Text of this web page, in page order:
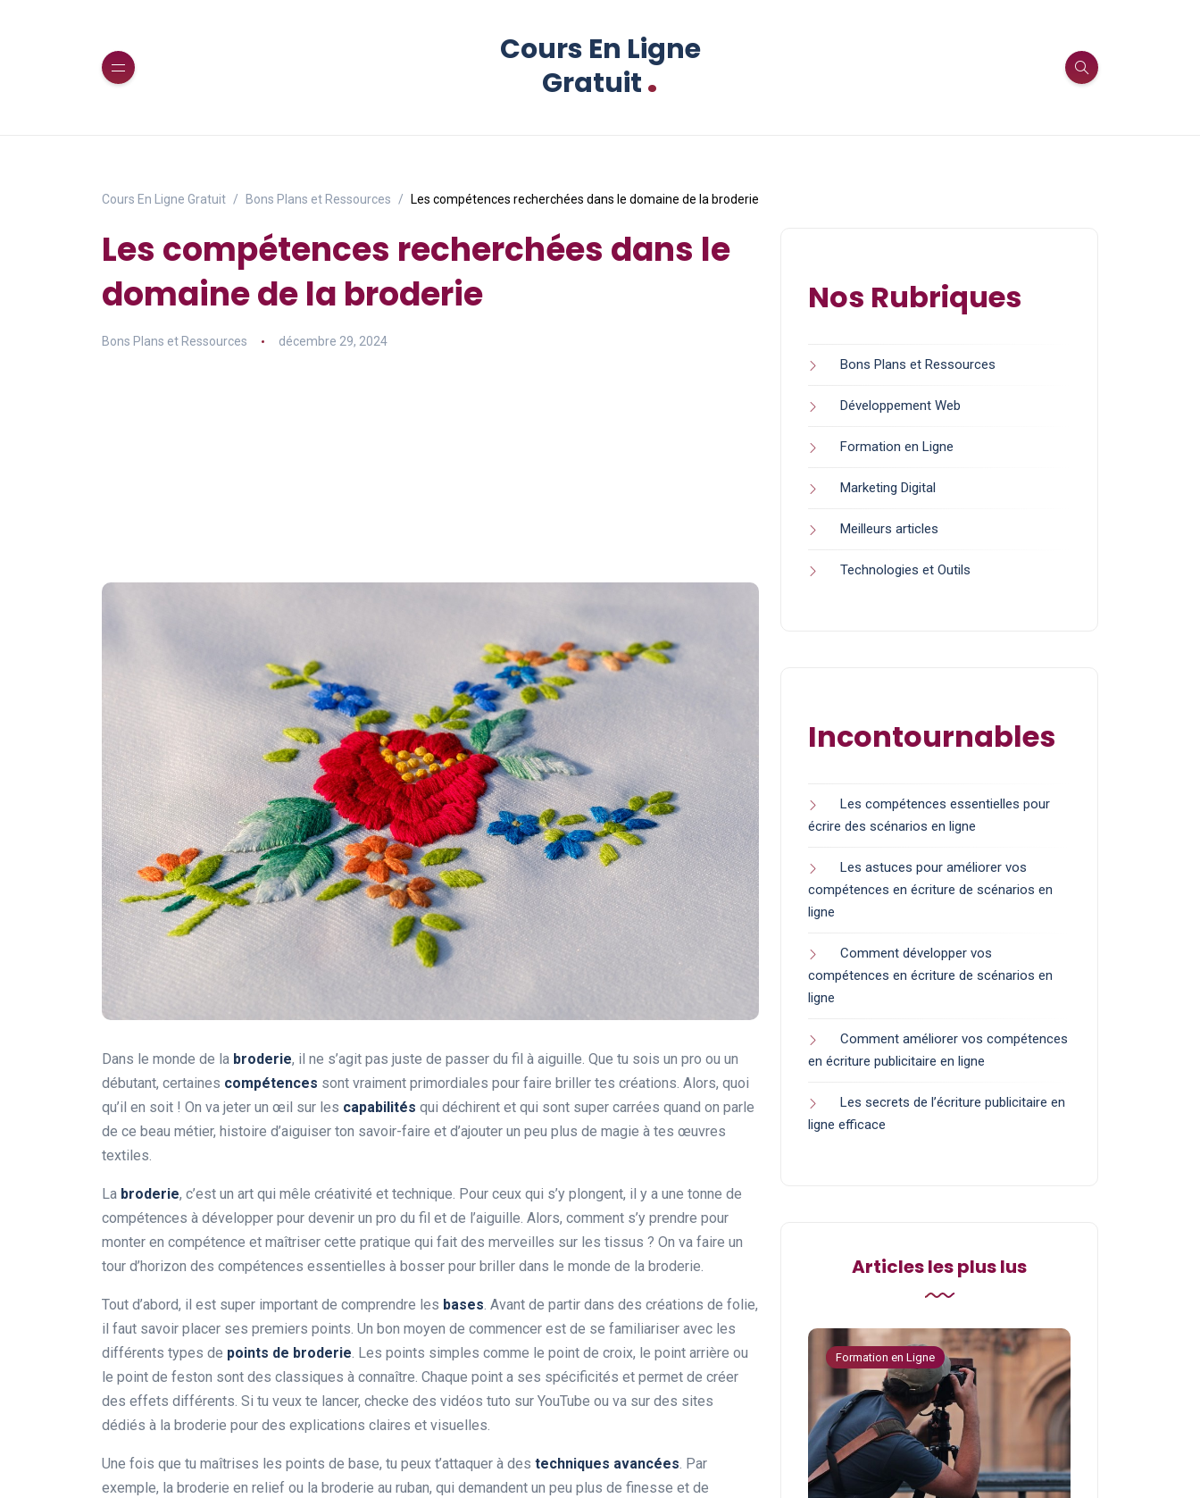
Cours En Ligne
Gratuit.
Cours En Ligne Gratuit Bons Plans et Ressources Les compétences recherchées dans le domaine de la broderie
Les compétences recherchées dans le
domaine de la broderie
Bons Plans et Ressources décembre 29, 2024
Dans le monde de la broderie, il ne s’agit pas juste de passer du fil à aiguille. Que tu sois un pro ou un
débutant, certaines compétences sont vraiment primordiales pour faire briller tes créations. Alors, quoi
qu’il en soit ! On va jeter un œil sur les capabilités qui déchirent et qui sont super carrées quand on parle
de ce beau métier, histoire d’aiguiser ton savoir-faire et d’ajouter un peu plus de magie à tes œuvres
textiles.
La broderie, c’est un art qui mêle créativité et technique. Pour ceux qui s’y plongent, il y a une tonne de
compétences à développer pour devenir un pro du fil et de l’aiguille. Alors, comment s’y prendre pour
monter en compétence et maîtriser cette pratique qui fait des merveilles sur les tissus ? On va faire un
tour d’horizon des compétences essentielles à bosser pour briller dans le monde de la broderie.
Tout d’abord, il est super important de comprendre les bases. Avant de partir dans des créations de folie,
il faut savoir placer ses premiers points. Un bon moyen de commencer est de se familiariser avec les
différents types de points de broderie. Les points simples comme le point de croix, le point arrière ou
le point de feston sont des classiques à connaître. Chaque point a ses spécificités et permet de créer
des effets différents. Si tu veux te lancer, checke des vidéos tuto sur YouTube ou va sur des sites
dédiés à la broderie pour des explications claires et visuelles.
Une fois que tu maîtrises les points de base, tu peux t’attaquer à des techniques avancées. Par
exemple, la broderie en relief ou la broderie au ruban, qui demandent un peu plus de finesse et de
Nos Rubriques
Bons Plans et Ressources
Développement Web
Formation en Ligne
Marketing Digital
Meilleurs articles
Technologies et Outils
Incontournables
Les compétences essentielles pour
écrire des scénarios en ligne
Les astuces pour améliorer vos
compétences en écriture de scénarios en
ligne
Comment développer vos
compétences en écriture de scénarios en
ligne
Comment améliorer vos compétences
en écriture publicitaire en ligne
Les secrets de l’écriture publicitaire en
ligne efficace
Articles les plus lus
Formation en Ligne Formation en Ligne